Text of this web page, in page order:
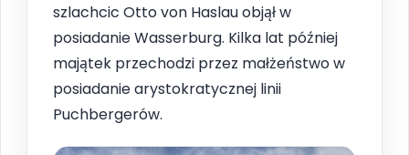
szlachcic Otto von Haslau objął w
posiadanie Wasserburg. Kilka lat później
majątek przechodzi przez małżeństwo w
posiadanie arystokratycznej linii
Puchbergerów.